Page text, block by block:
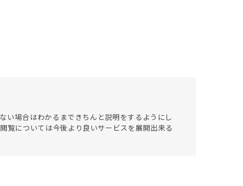
い場合はわかるまできちんと説明をするようにし
覧については今後より良いサービスを展開出来る